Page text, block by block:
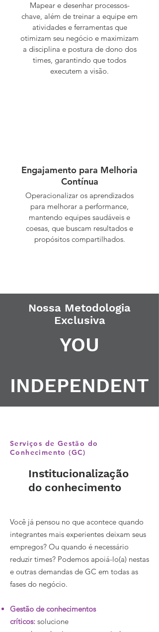
Mapear e desenhar processos-
chave, além de treinar a equipe em
atividades e ferramentas que
otimizam seu negócio e maximizam
a disciplina e postura de dono dos
times, garantindo que todos
executem a visão.
Engajamento para Melhoria
Contínua
Operacionalizar os aprendizados
para melhorar a performance,
mantendo equipes saudáveis e
coesas, que buscam resultados e
propósitos compartilhados.
Nossa Metodologia
Exclusiva
YOU
INDEPENDENT
Serviços de Gestão do
Conhecimento (GC)
Institucionalização
do conhecimento
Você já pensou no que acontece quando
integrantes mais experientes deixam seus
empregos? Ou quando é necessário
reduzir times? Podemos apoiá-lo(a) nestas
e outras demandas de GC em todas as
fases do negócio.
Gestão de conhecimentos
críticos: solucione